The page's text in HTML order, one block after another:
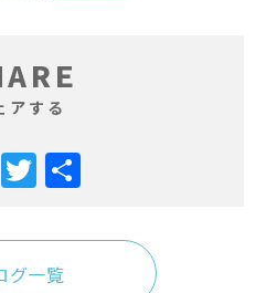
アする
Facebook
Twitter
グ一覧